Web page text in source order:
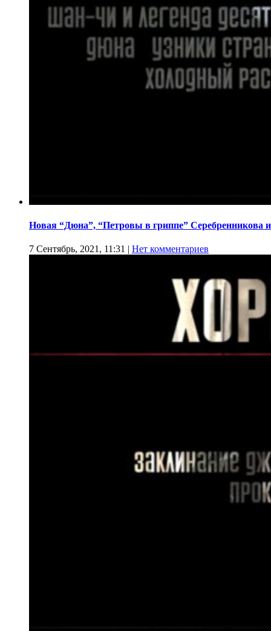
Новая “Дюна”, “Петровы в гриппе” Серебренникова
7 Сентябрь, 2021, 11:31 | Нет комментариев